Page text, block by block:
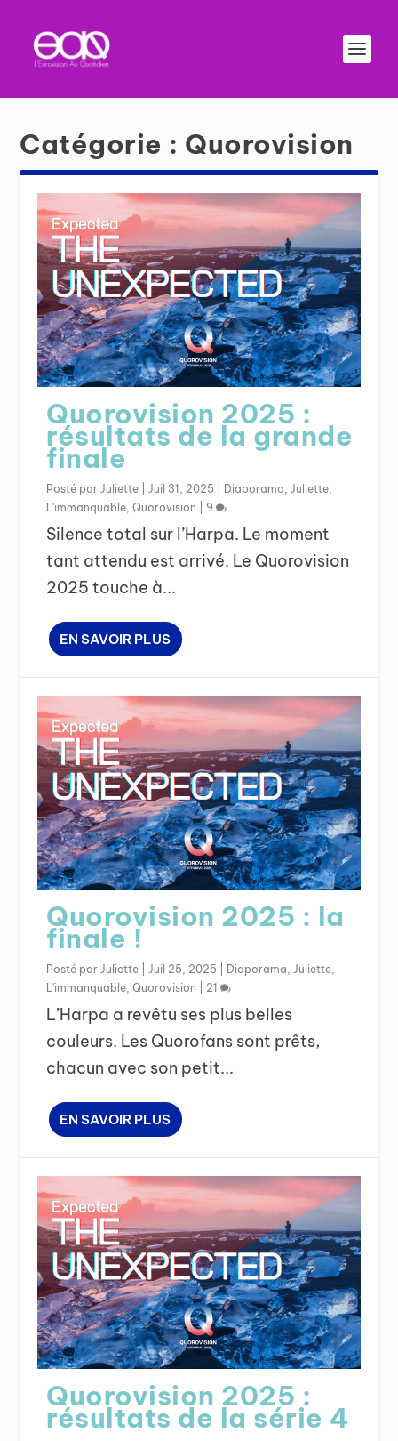
Catégorie : Quorovision
Quorovision 2025 :
résultats de la grande
finale
Posté par Juliette Juil 31, 2025 Diaporama Juliette
L'immanquable ,Quorovision 9
Silence total sur l’Harpa. Le moment
tant attendu est arrivé. Le Quorovision
2025 touche à...
EN SAVOIR PLUS
Quorovision 2025 : la
finale !
Posté par Juliette Juil 25, 2025 Diaporama Juliette
L'immanquable ,Quorovision 21
L’Harpa a revêtu ses plus belles
couleurs. Les Quorofans sont prêts,
chacun avec son petit...
EN SAVOIR PLUS
Quorovision 2025 :
résultats de la série 4